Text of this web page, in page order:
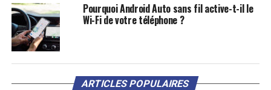
Pourquoi Android Auto sans fil active-t-il le
Wi-Fi de votre téléphone ?
ARTICLES POPULAIRES